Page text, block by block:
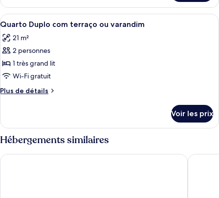
le
type
de
Chambre
Afficher
toutes
les
photos
pour
ce
type
de
Quarto
Duplo
com
terraço
Minibar, coffres-forts dans les
3
Quarto Duplo com terraço ou varandim
21 m²
2 personnes
1 très grand lit
Wi-Fi gratuit
Plus de détails
Plus
le
type
de
chambre
Quarto
Voir les prix
Hébergements similaires
Hotel Casa do Tua Hotel